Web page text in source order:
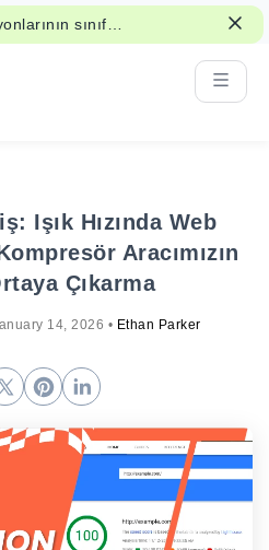
sınıf
Işık Hızında Web
Aracımızın
Çıkarma
14, 2026 • Ethan Parker